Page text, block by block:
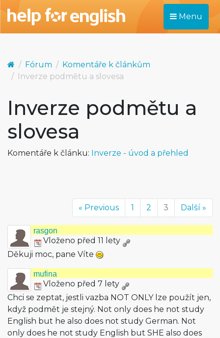
Menu
Fórum
Komentáře k článkům
Inverze podmětu a slovesa
Inverze podmětu a
slovesa
Komentáře k článku: Inverze - úvod a přehled
« Previous 1 2 3 Další »
rasgon
Vloženo před 11 lety
Děkuji moc, pane Víte
mufina
Vloženo před 7 lety
Chci se zeptat, jestli vazba NOT ONLY lze použít jen,
když podmět je stejný. Not only does he not study
English but he also does not study German. Not
only does he not study English but SHE also does